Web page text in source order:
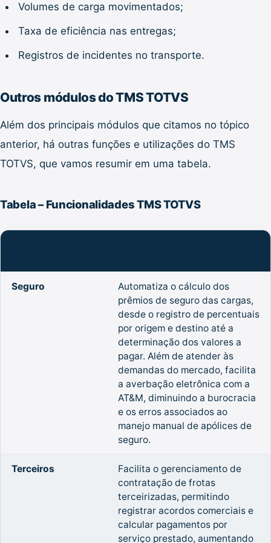
Volumes de carga movimentados;
Taxa de eficiência nas entregas;
Registros de incidentes no transporte.
Outros módulos do TMS TOTVS
Além dos principais módulos que citamos no tópico
anterior, há outras funções e utilizações do TMS
TOTVS, que vamos resumir em uma tabela.
Tabela – Funcionalidades TMS TOTVS
Seguro
Automatiza o cálculo dos
prêmios de seguro das cargas,
desde o registro de percentuais
por origem e destino até a
determinação dos valores a
pagar. Além de atender às
demandas do mercado, facilita
a averbação eletrônica com a
AT&M, diminuindo a burocracia
e os erros associados ao
manejo manual de apólices de
seguro.
Terceiros
Facilita o gerenciamento de
contratação de frotas
terceirizadas, permitindo
registrar acordos comerciais e
calcular pagamentos por
serviço prestado, aumentando